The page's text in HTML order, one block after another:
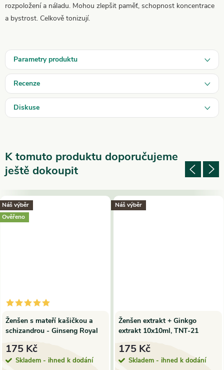
rozpoložení a náladu. Mohou zlepšit paměť, schopnost koncentrace
a bystrost. Celkově tonizují.
Parametry produktu
Recenze
Diskuse
K tomuto produktu doporučujeme
ještě dokoupit
Náš výběr
Ověřeno
Ženšen s mateří kašičkou a
schizandrou - Ginseng Royal
175 Kč
Skladem - ihned k dodání
Náš výběr
Ženšen extrakt + Ginkgo
extrakt 10x10ml, TNT-21
175 Kč
Skladem - ihned k dodání